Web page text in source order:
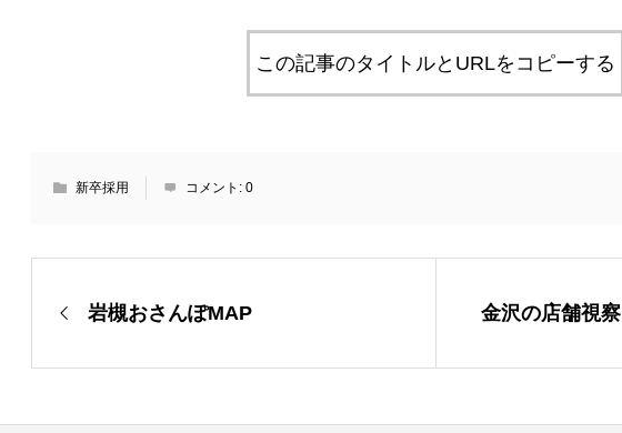
この記事のタイトルとURLをコピーする
新卒採用 コメント: 0
岩槻おさんぽMAP 金沢の店舗視察